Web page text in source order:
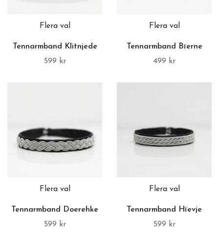
Flera val
Tennarmband Klitnjede
599 kr
Flera val
Tennarmband Bïerne
499 kr
Flera val
Tennarmband Doerehke
599 kr
Flera val
Tennarmband Hïevje
599 kr